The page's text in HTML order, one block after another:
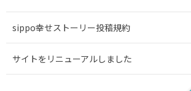
sippo幸せストーリー投稿規約
サイトをリニューアルしました